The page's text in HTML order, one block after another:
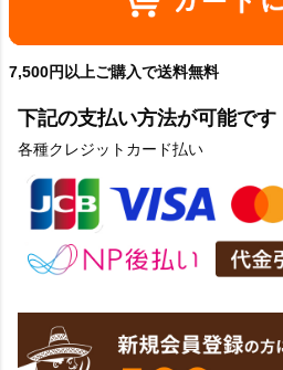
7,500円以上ご購入で送料無料
下記の支払い方法が可能です
各種クレジットカード払い